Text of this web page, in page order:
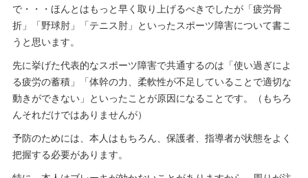
で・・・ほんとはもっと早く取り上げるべきでしたが「疲労骨
折」「野球肘」「テニス肘」といったスポーツ障害について書こ
うと思います。
先に挙げた代表的なスポーツ障害で共通するのは「使い過ぎによ
る疲労の蓄積」「体幹の力、柔軟性が不足していることで適切な
動きができない」といったことが原因になることです。（もちろ
んそれだけではありませんが）
予防のためには、本人はもちろん、保護者、指導者が状態をよく
把握する必要があります。